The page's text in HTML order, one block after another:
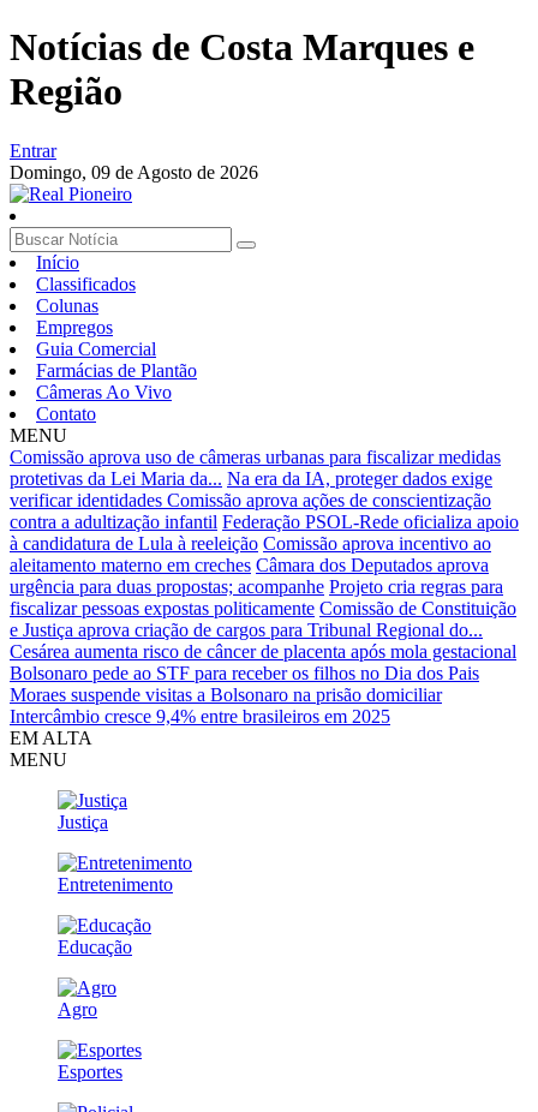
Notícias de Costa Marques e
Região
Entrar
Domingo, 09 de Agosto de 2026
Início
Classificados
Colunas
Empregos
Guia Comercial
Farmácias de Plantão
Câmeras Ao Vivo
Contato
MENU
Comissão aprova uso de câmeras urbanas para fiscalizar medidas
protetivas da Lei Maria da... Na era da IA, proteger dados exige
verificar identidades Comissão aprova ações de conscientização
contra a adultização infantil Federação PSOL-Rede oficializa apoio
à candidatura de Lula à reeleição Comissão aprova incentivo ao
aleitamento materno em creches Câmara dos Deputados aprova
urgência para duas propostas; acompanhe Projeto cria regras para
fiscalizar pessoas expostas politicamente Comissão de Constituição
e Justiça aprova criação de cargos para Tribunal Regional do...
Cesárea aumenta risco de câncer de placenta após mola gestacional
Bolsonaro pede ao STF para receber os filhos no Dia dos Pais
Moraes suspende visitas a Bolsonaro na prisão domiciliar
Intercâmbio cresce 9,4% entre brasileiros em 2025
EM ALTA
MENU
Justiça
Entretenimento
Educação
Agro
Esportes